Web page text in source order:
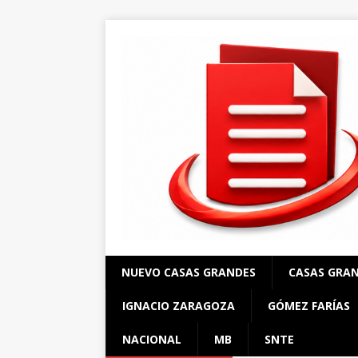
NUEVO CASAS GRANDES CASAS
IGNACIO ZARAGOZA GÓMEZ FARÍAS
NACIONAL MB SNTE